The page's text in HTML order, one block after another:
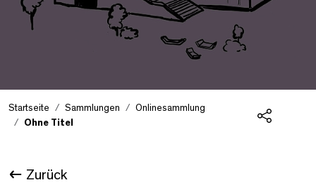
Startseite Sammlungen
Onlinesammlung
Ohne Titel
Zurück